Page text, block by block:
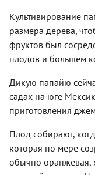
Культивирование
размера дерева,
фруктов был
плодов и большем
Дикую папайю
садах на юге
приготовления
Плод собирают,
которая по мере
обычно оранжевая,